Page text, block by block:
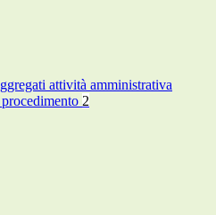
attività amministrativa
2